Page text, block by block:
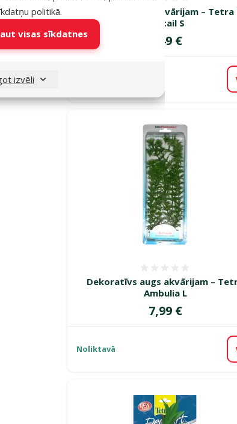
politikā.
visas sīkdatnes
izvēli
Dekoratīvs augs akvārijam – Tetra
Foxtail S
Cena
3,49 €
Dekoratīvs augs akvārijam –
Ambulia L
Cena
7,99 €
Noliktavā